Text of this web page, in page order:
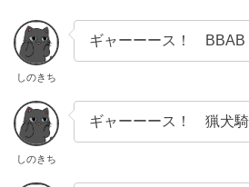
しのきち
ギャーーース！ BBAB
しのきち
ギャーーース！ 猟犬騎